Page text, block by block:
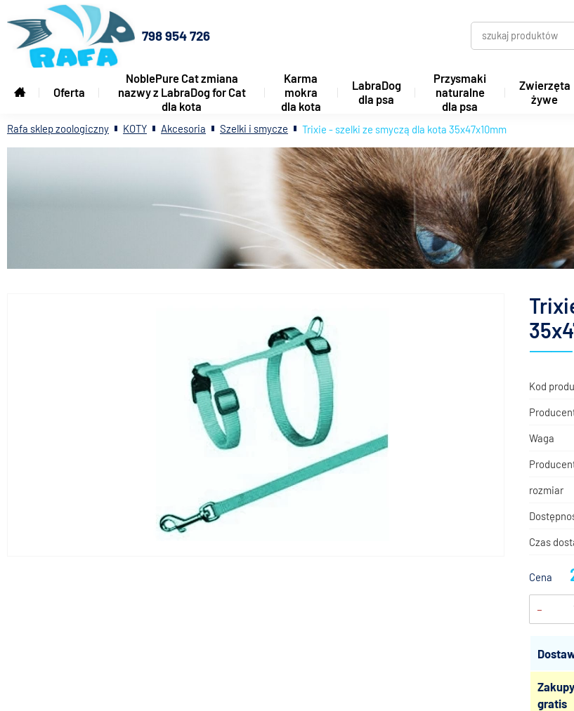
798 954 726
Oferta
NoblePure Cat zmiana
nazwy z LabraDog for Cat
dla kota
Karma
mokra
dla kota
LabraDog
dla psa
Przysmaki
naturalne
dla psa
Zwierzęta
żywe
Rafa sklep zoologiczny KOTY Akcesoria Szelki i smycze Trixie - szelki ze smyczą dla kota 35x47x10mm
Kod
Waga
rozmiar
Czas
Cena
-
gratis